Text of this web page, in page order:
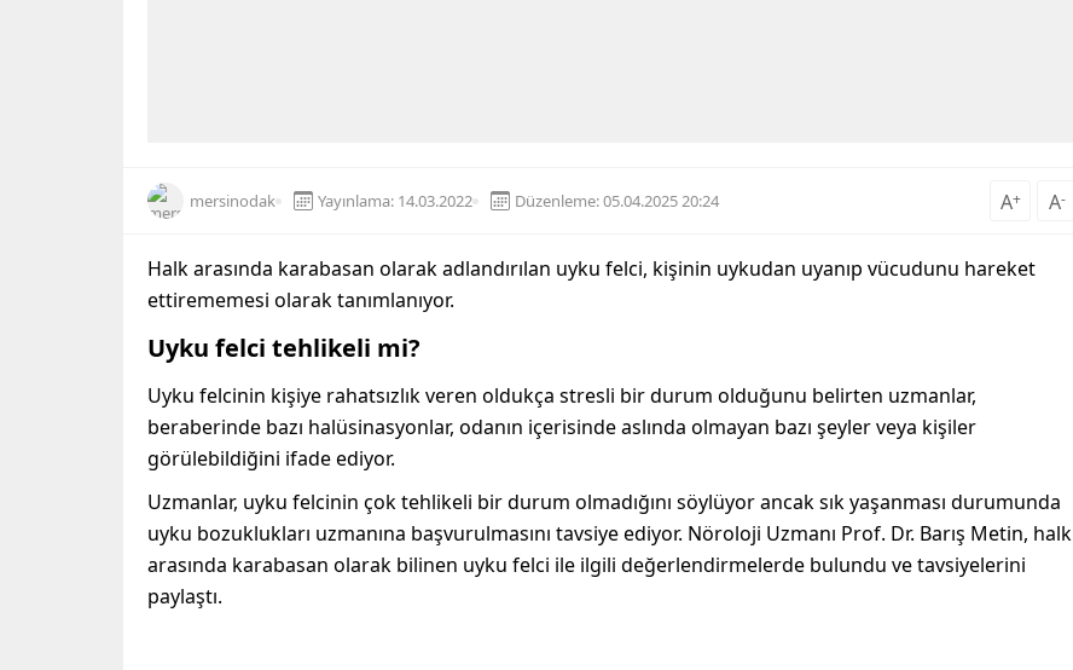
mersinodak Yayınlama: 14.03.2022 Düzenleme: 05.04.2025 20:24 A+ A-
Halk arasında karabasan olarak adlandırılan uyku felci, kişinin uykudan uyanıp vücudunu hareket
ettirememesi olarak tanımlanıyor.
Uyku felci tehlikeli mi?
Uyku felcinin kişiye rahatsızlık veren oldukça stresli bir durum olduğunu belirten uzmanlar,
beraberinde bazı halüsinasyonlar, odanın içerisinde aslında olmayan bazı şeyler veya kişiler
görülebildiğini ifade ediyor.
Uzmanlar, uyku felcinin çok tehlikeli bir durum olmadığını söylüyor ancak sık yaşanması durumunda
uyku bozuklukları uzmanına başvurulmasını tavsiye ediyor. Nöroloji Uzmanı Prof. Dr. Barış Metin, halk
arasında karabasan olarak bilinen uyku felci ile ilgili değerlendirmelerde bulundu ve tavsiyelerini
paylaştı.